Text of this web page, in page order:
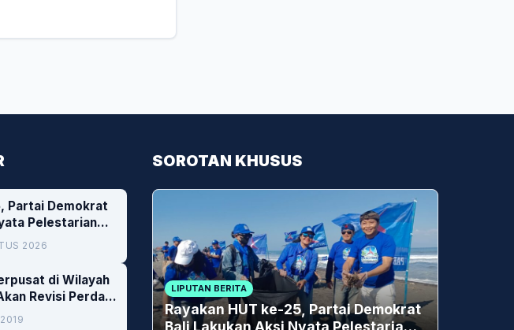
Partai Demokrat
Pelestarian
2026
di Wilayah
Revisi Perda
SOROTAN KHUSUS
LIPUTAN BERITA
Rayakan HUT ke-25, Partai Demokrat
Bali Lakukan Aksi Nyata Pelestarian